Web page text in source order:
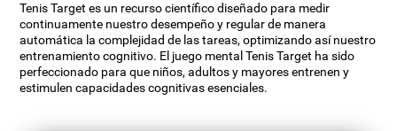
Tenis Target es un recurso científico diseñado para medir
continuamente nuestro desempeño y regular de manera
automática la complejidad de las tareas, optimizando así nuestro
entrenamiento cognitivo. El juego mental Tenis Target ha sido
perfeccionado para que niños, adultos y mayores entrenen y
estimulen capacidades cognitivas esenciales.